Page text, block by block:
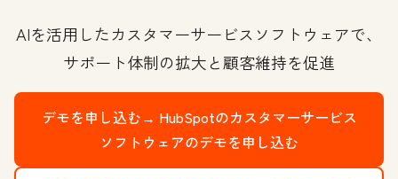
AIを活用したカスタマーサービスソフトウェアで、
サポート体制の拡大と顧客維持を促進
デモを申し込む→ HubSpotのカスタマーサービス
ソフトウェアのデモを申し込む